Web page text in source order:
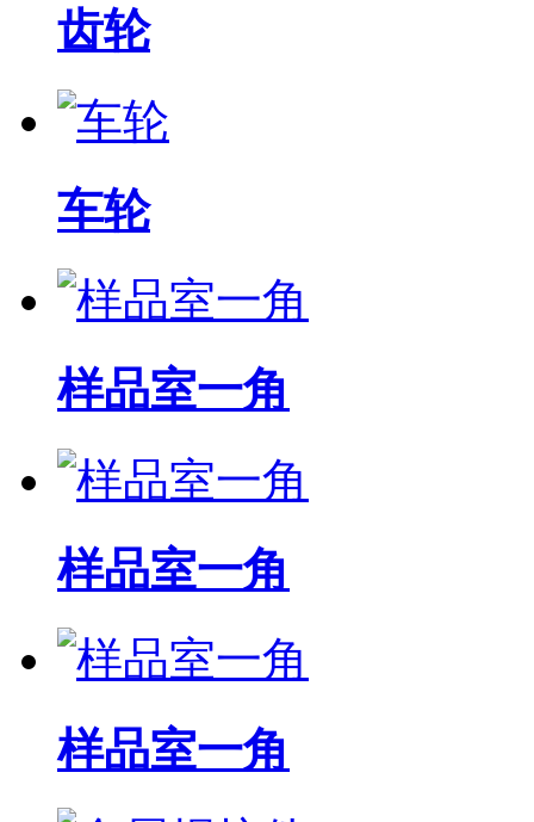
齿轮
车轮
样品室一角
样品室一角
样品室一角